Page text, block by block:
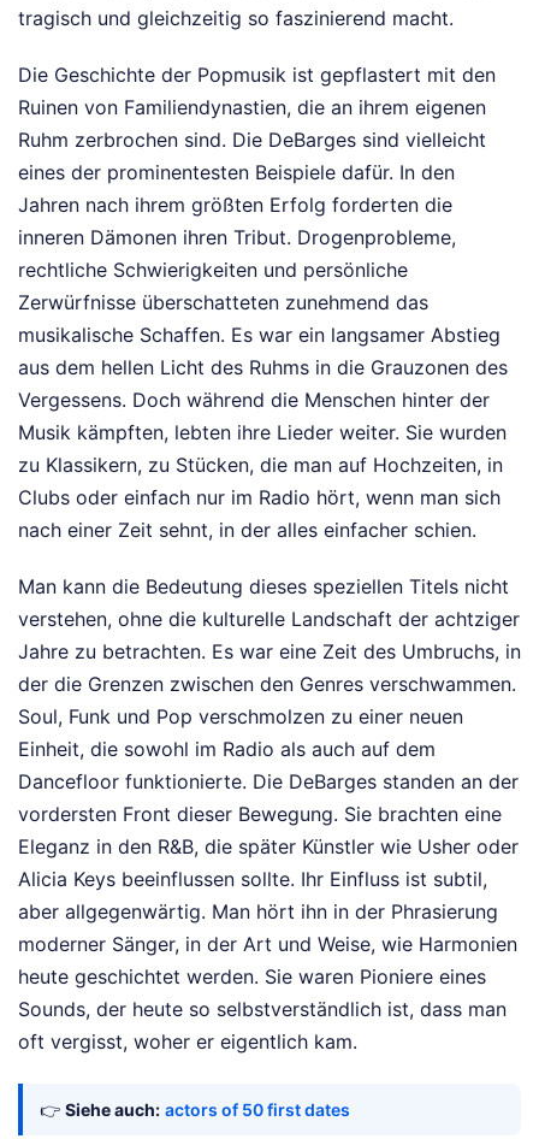
tragisch und gleichzeitig so faszinierend macht.
Die Geschichte der Popmusik ist gepflastert mit den
Ruinen von Familiendynastien, die an ihrem eigenen
Ruhm zerbrochen sind. Die DeBarges sind vielleicht
eines der prominentesten Beispiele dafür. In den
Jahren nach ihrem größten Erfolg forderten die
inneren Dämonen ihren Tribut. Drogenprobleme,
rechtliche Schwierigkeiten und persönliche
Zerwürfnisse überschatteten zunehmend das
musikalische Schaffen. Es war ein langsamer Abstieg
aus dem hellen Licht des Ruhms in die Grauzonen des
Vergessens. Doch während die Menschen hinter der
Musik kämpften, lebten ihre Lieder weiter. Sie wurden
zu Klassikern, zu Stücken, die man auf Hochzeiten, in
Clubs oder einfach nur im Radio hört, wenn man sich
nach einer Zeit sehnt, in der alles einfacher schien.
Man kann die Bedeutung dieses speziellen Titels nicht
verstehen, ohne die kulturelle Landschaft der achtziger
Jahre zu betrachten. Es war eine Zeit des Umbruchs, in
der die Grenzen zwischen den Genres verschwammen.
Soul, Funk und Pop verschmolzen zu einer neuen
Einheit, die sowohl im Radio als auch auf dem
Dancefloor funktionierte. Die DeBarges standen an der
vordersten Front dieser Bewegung. Sie brachten eine
Eleganz in den R&B, die später Künstler wie Usher oder
Alicia Keys beeinflussen sollte. Ihr Einfluss ist subtil,
aber allgegenwärtig. Man hört ihn in der Phrasierung
moderner Sänger, in der Art und Weise, wie Harmonien
heute geschichtet werden. Sie waren Pioniere eines
Sounds, der heute so selbstverständlich ist, dass man
oft vergisst, woher er eigentlich kam.
👉 Siehe auch: actors of 50 first dates